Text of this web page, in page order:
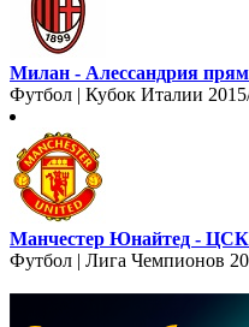
Милан - Алессандрия
Футбол | Кубок Италии
Манчестер Юнайтед -
Футбол | Лига Чемпионов